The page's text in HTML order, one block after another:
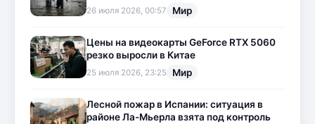
26 июля 2026, 00:57 Мир
Цены на видеокарты GeForce RTX 5060
резко выросли в Китае
25 июля 2026, 23:25 Мир
Лесной пожар в Испании: ситуация в
районе Ла-Мьерла взята под контроль